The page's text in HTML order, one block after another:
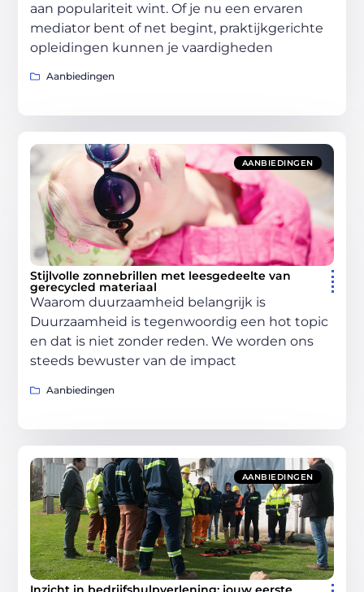
aan populariteit wint. Of je nu een ervaren
mediator bent of net begint, praktijkgerichte
opleidingen kunnen je vaardigheden
Aanbiedingen
AANBIEDINGEN
Stijlvolle zonnebrillen met leesgedeelte van
gerecycled materiaal
Waarom duurzaamheid belangrijk is
Duurzaamheid is tegenwoordig een hot topic
en dat is niet zonder reden. We worden ons
steeds bewuster van de impact
Aanbiedingen
AANBIEDINGEN